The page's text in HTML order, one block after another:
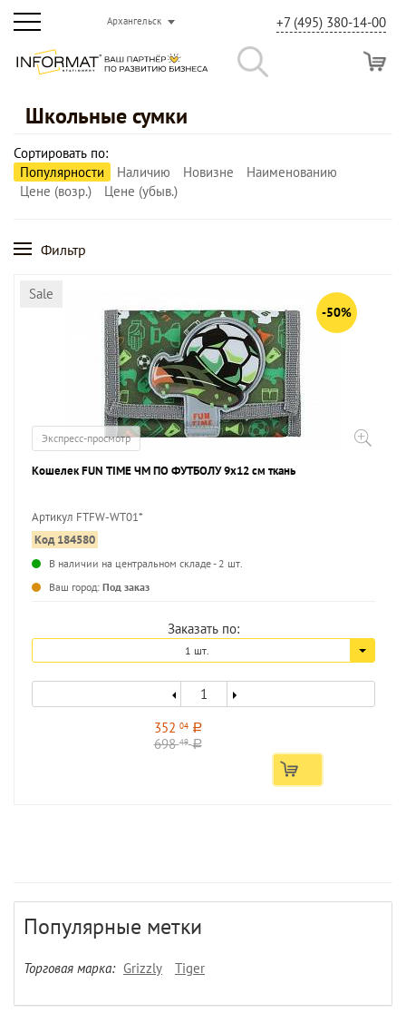
Архангельск +7 (495) 380-14-00
Школьные сумки
Сортировать по:
Популярности
Наличию Новизне
Наименованию
Цене (возр.)
Цене (убыв.)
Фильтр
Sale
-50%
Экспресс-просмотр
Кошелек FUN TIME ЧМ ПО ФУТБОЛУ 9х12 см ткань
Артикул FTFW-WT01*
Код 184580
В наличии на центральном складе - 2 шт.
Ваш город: Под заказ
Заказать по:
1 шт.
352 04 a
69849 a
Популярные метки
Торговая марка: Grizzly Tiger